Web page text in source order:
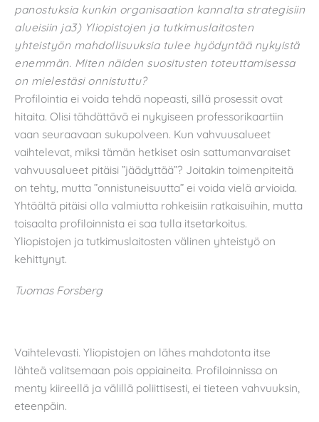
panostuksia kunkin organisaation kannalta strategisiin
alueisiin ja3) Yliopistojen ja tutkimuslaitosten
yhteistyön mahdollisuuksia tulee hyödyntää nykyistä
enemmän. Miten näiden suositusten toteuttamisessa
on mielestäsi onnistuttu?
Profilointia ei voida tehdä nopeasti, sillä prosessit ovat
hitaita. Olisi tähdättävä ei nykyiseen professorikaartiin
vaan seuraavaan sukupolveen. Kun vahvuusalueet
vaihtelevat, miksi tämän hetkiset osin sattumanvaraiset
vahvuusalueet pitäisi ”jäädyttää”? Joitakin toimenpiteitä
on tehty, mutta ”onnistuneisuutta” ei voida vielä arvioida.
Yhtäältä pitäisi olla valmiutta rohkeisiin ratkaisuihin, mutta
toisaalta profiloinnista ei saa tulla itsetarkoitus.
Yliopistojen ja tutkimuslaitosten välinen yhteistyö on
kehittynyt.
Tuomas Forsberg
Vaihtelevasti. Yliopistojen on lähes mahdotonta itse
lähteä valitsemaan pois oppiaineita. Profiloinnissa on
menty kiireellä ja välillä poliittisesti, ei tieteen vahvuuksin,
eteenpäin.